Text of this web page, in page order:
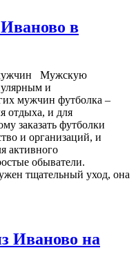
в
мужчин Мужскую
и
мужчин футболка –
отдыха, и для
заказать футболки
и организаций, и
активного
обыватели.
тщательный уход, она
Иваново на